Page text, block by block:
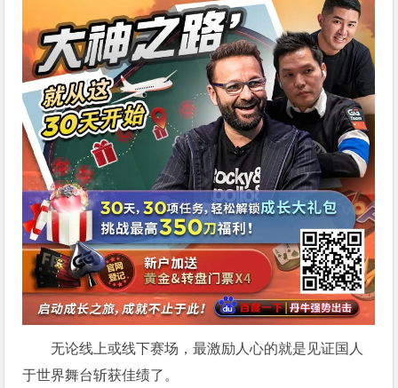
无论线上或线下赛场，最激励人心的就是见证国人
于世界舞台斩获佳绩了。